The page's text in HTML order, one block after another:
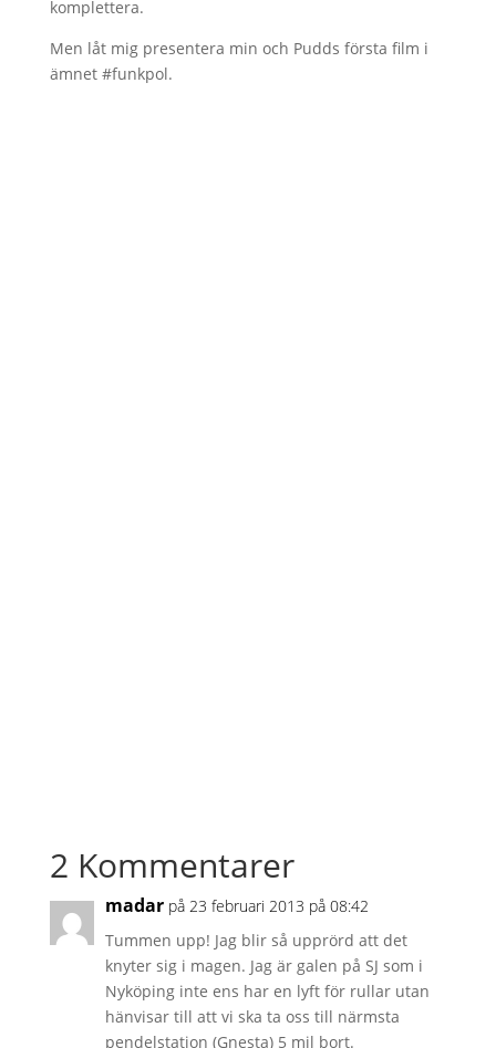
komplettera.
Men låt mig presentera min och Pudds första film i
ämnet #funkpol.
2 Kommentarer
madar på 23 februari 2013 på 08:42
Tummen upp! Jag blir så upprörd att det
knyter sig i magen. Jag är galen på SJ som i
Nyköping inte ens har en lyft för rullar utan
hänvisar till att vi ska ta oss till närmsta
pendelstation (Gnesta) 5 mil bort.